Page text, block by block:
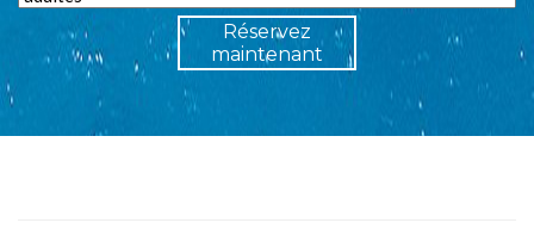
Réservez
maintenant